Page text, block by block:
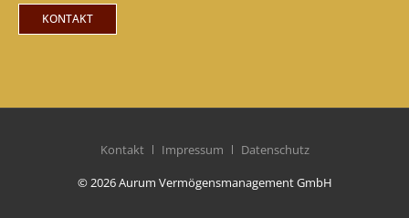
KONTAKT
Kontakt Impressum
Datenschutz
© 2026 Aurum Vermögensmanagement GmbH